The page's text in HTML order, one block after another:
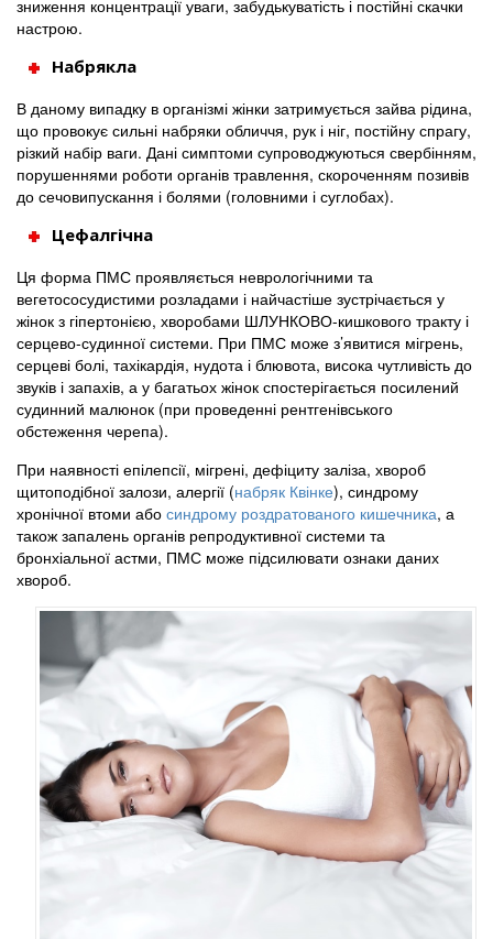
зниження концентрації уваги, забудькуватість і постійні скачки
настрою.
Набрякла
В даному випадку в організмі жінки затримується зайва рідина,
що провокує сильні набряки обличчя, рук і ніг, постійну спрагу,
різкий набір ваги. Дані симптоми супроводжуються свербінням,
порушеннями роботи органів травлення, скороченням позивів
до сечовипускання і болями (головними і суглобах).
Цефалгічна
Ця форма ПМС проявляється неврологічними та
вегетососудистими розладами і найчастіше зустрічається у
жінок з гіпертонією, хворобами ШЛУНКОВО-кишкового тракту і
серцево-судинної системи. При ПМС може з’явитися мігрень,
серцеві болі, тахікардія, нудота і блювота, висока чутливість до
звуків і запахів, а у багатьох жінок спостерігається посилений
судинний малюнок (при проведенні рентгенівського
обстеження черепа).
При наявності епілепсії, мігрені, дефіциту заліза, хвороб
щитоподібної залози, алергії (набряк Квінке), синдрому
хронічної втоми або синдрому роздратованого кишечника, а
також запалень органів репродуктивної системи та
бронхіальної астми, ПМС може підсилювати ознаки даних
хвороб.